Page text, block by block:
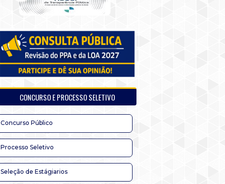
CONCURSO E PROCESSO SELETIVO
Concurso Público
Processo Seletivo
Seleção de Estágiarios